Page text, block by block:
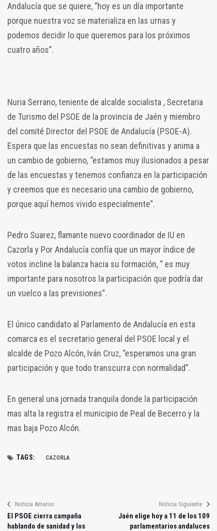
Andalucía que se quiere, “hoy es un día importante
porque nuestra voz se materializa en las urnas y
podemos decidir lo que queremos para los próximos
cuatro años”.
Nuria Serrano, teniente de alcalde socialista , Secretaria
de Turismo del PSOE de la provincia de Jaén y miembro
del comité Director del PSOE de Andalucía (PSOE-A).
Espera que las encuestas no sean definitivas y anima a
un cambio de gobierno, “estamos muy ilusionados a pesar
de las encuestas y tenemos confianza en la participación
y creemos que es necesario una cambio de gobierno,
porque aquí hemos vivido especialmente”.
Pedro Suarez, flamante nuevo coordinador de IU en
Cazorla y Por Andalucía confía que un mayor índice de
votos incline la balanza hacia su formación, “ es muy
importante para nosotros la participación que podría dar
un vuelco a las previsiones”.
El único candidato al Parlamento de Andalucía en esta
comarca es el secretario general del PSOE local y el
alcalde de Pozo Alcón, Iván Cruz, “esperamos una gran
participación y que todo transcurra con normalidad”.
En general una jornada tranquila donde la participación
mas alta la registra el municipio de Peal de Becerro y la
mas baja Pozo Alcón.
TAGS: CAZORLA
Noticia Anterior
El PSOE cierra campaña
hablando de sanidad y los
Noticia Siguiente
Jaén elige hoy a 11 de los 109
parlamentarios andaluces